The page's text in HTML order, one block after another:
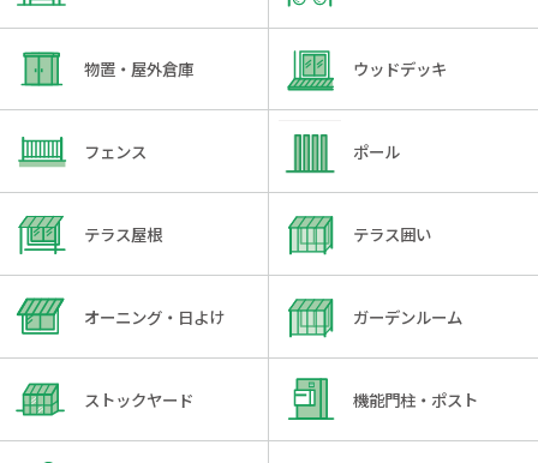
物置・屋外倉庫 ウッドデッキ
フェンス ポール
テラス屋根 テラス囲い
オーニング・日よけ ガーデンルーム
ストックヤード 機能門柱・ポスト